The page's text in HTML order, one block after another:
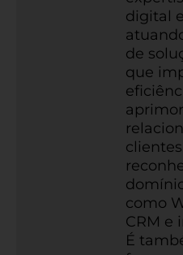
digital
de
que
como
CRM e
É